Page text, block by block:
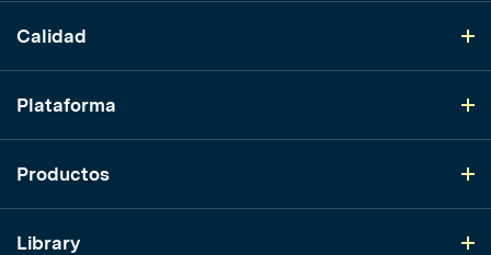
Calidad
Plataforma
Productos
Library